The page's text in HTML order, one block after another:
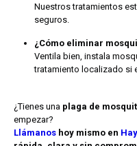
Nuestros tratamientos
seguros.
¿Cómo eliminar
Ventila bien, instala
tratamiento localizado si
¿Tienes una plaga de
empezar?
Llámanos hoy mismo en